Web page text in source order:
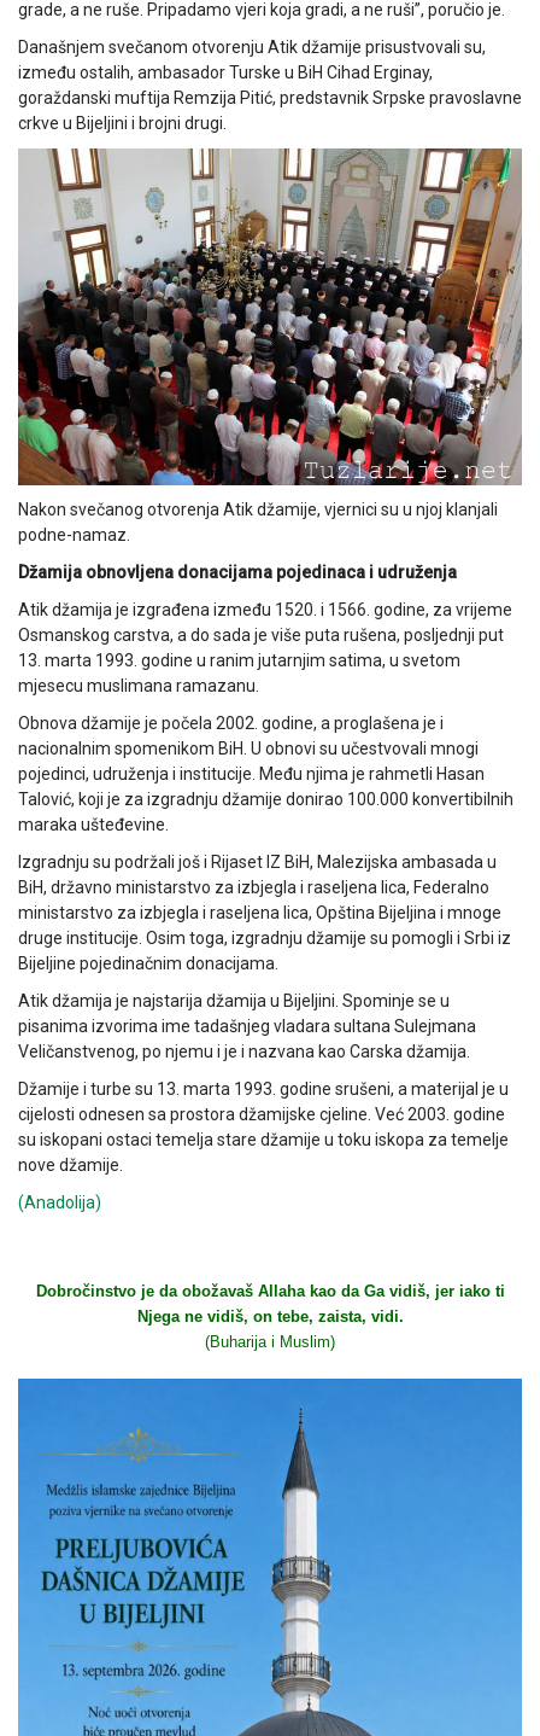
grade, a ne ruše. Pripadamo vjeri koja gradi, a ne ruši”, poručio je.
Današnjem svečanom otvorenju Atik džamije prisustvovali su,
između ostalih, ambasador Turske u BiH Cihad Erginay,
goraždanski muftija Remzija Pitić, predstavnik Srpske pravoslavne
crkve u Bijeljini i brojni drugi.
Nakon svečanog otvorenja Atik džamije, vjernici su u njoj klanjali
podne-namaz.
Džamija obnovljena donacijama pojedinaca i udruženja
Atik džamija je izgrađena između 1520. i 1566. godine, za vrijeme
Osmanskog carstva, a do sada je više puta rušena, posljednji put
13. marta 1993. godine u ranim jutarnjim satima, u svetom
mjesecu muslimana ramazanu.
Obnova džamije je počela 2002. godine, a proglašena je i
nacionalnim spomenikom BiH. U obnovi su učestvovali mnogi
pojedinci, udruženja i institucije. Među njima je rahmetli Hasan
Talović, koji je za izgradnju džamije donirao 100.000 konvertibilnih
maraka ušteđevine.
Izgradnju su podržali još i Rijaset IZ BiH, Malezijska ambasada u
BiH, državno ministarstvo za izbjegla i raseljena lica, Federalno
ministarstvo za izbjegla i raseljena lica, Opština Bijeljina i mnoge
druge institucije. Osim toga, izgradnju džamije su pomogli i Srbi iz
Bijeljine pojedinačnim donacijama.
Atik džamija je najstarija džamija u Bijeljini. Spominje se u
pisanima izvorima ime tadašnjeg vladara sultana Sulejmana
Veličanstvenog, po njemu i je i nazvana kao Carska džamija.
Džamije i turbe su 13. marta 1993. godine srušeni, a materijal je u
cijelosti odnesen sa prostora džamijske cjeline. Već 2003. godine
su iskopani ostaci temelja stare džamije u toku iskopa za temelje
nove džamije.
(Anadolija)
Dobročinstvo je da obožavaš Allaha kao da Ga vidiš, jer iako ti
Njega ne vidiš, on tebe, zaista, vidi.
(Buharija i Muslim)